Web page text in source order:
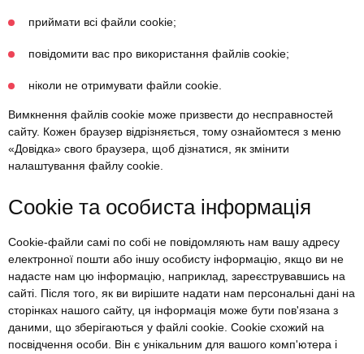
приймати всі файли cookie;
повідомити вас про використання файлів cookie;
ніколи не отримувати файли cookie.
Вимкнення файлів cookie може призвести до несправностей
сайту. Кожен браузер відрізняється, тому ознайомтеся з меню
«Довідка» свого браузера, щоб дізнатися, як змінити
налаштування файлу cookie.
Cookie та особиста інформація
Cookie-файли самі по собі не повідомляють нам вашу адресу
електронної пошти або іншу особисту інформацію, якщо ви не
надасте нам цю інформацію, наприклад, зареєструвавшись на
сайті. Після того, як ви вирішите надати нам персональні дані на
сторінках нашого сайту, ця інформація може бути пов'язана з
даними, що зберігаються у файлі cookie. Cookie схожий на
посвідчення особи. Він є унікальним для вашого комп'ютера і